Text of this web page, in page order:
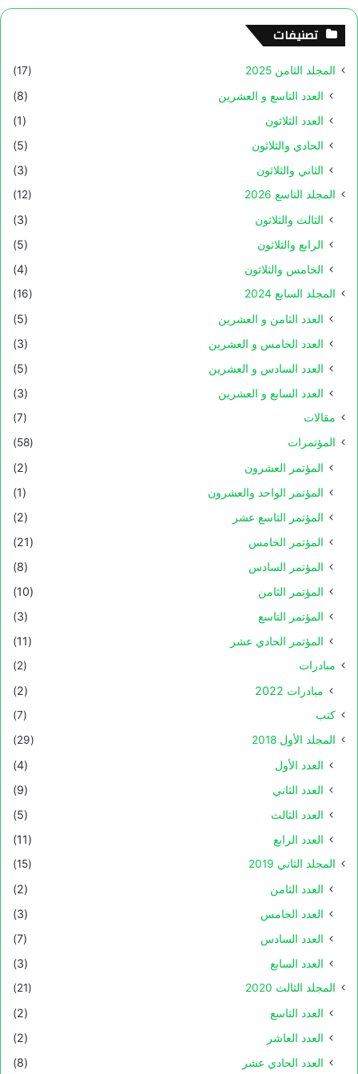
تصنيفات
المجلد الثامن 2025 (17)
العدد التاسع و العشرين
(8)
العدد الثلاثون
(1)
الحادي والثلاثون
(5)
الثاني والثلاثون
(3)
المجلد التاسع 2026 (12)
الثالث والثلاثون
(3)
الرابع والثلاثون
(5)
الخامس والثلاثون
(4)
المجلد السابع 2024 (16)
العدد الثامن و العشرين
(5)
العدد الخامس و العشرين
(3)
العدد السادس و العشرين
(5)
العدد السابع و العشرين
(3)
مقالات
(7)
المؤتمرات
(58)
المؤتمر العشرون
(2)
المؤتمر الواحد والعشرون
(1)
المؤتمر التاسع عشر
(2)
المؤتمر الخامس
(21)
المؤتمر السادس
(8)
المؤتمر الثامن
(10)
المؤتمر التاسع
(3)
المؤتمر الحادي عشر
(11)
مبادرات (2)
مبادرات 2022 (2)
كتب
(7)
المجلد الأول 2018
(29)
العدد الأول
(4)
العدد الثاني
(9)
العدد الثالث
(5)
العدد الرابع
(11)
المجلد الثاني 2019 (15)
العدد الثامن
(2)
العدد الخامس
(3)
العدد السادس
(7)
العدد السابع
(3)
المجلد الثالث 2020 (21)
العدد التاسع
(2)
العدد العاشر
(2)
العدد الحادي عشر
(8)